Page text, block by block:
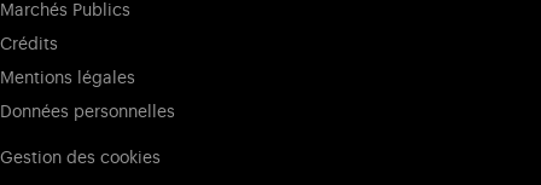
Marchés Publics
Crédits
Mentions légales
Données personnelles
Gestion des cookies